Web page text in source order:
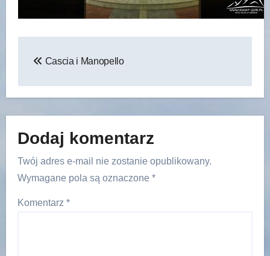
Cascia i Manopello
Dodaj komentarz
Twój adres e-mail nie zostanie opublikowany.
Wymagane pola są oznaczone *
Komentarz *